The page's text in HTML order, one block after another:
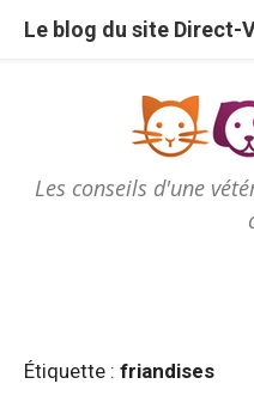
Les conseils d'une
Le blog du site Direct-
Étiquette : friandises